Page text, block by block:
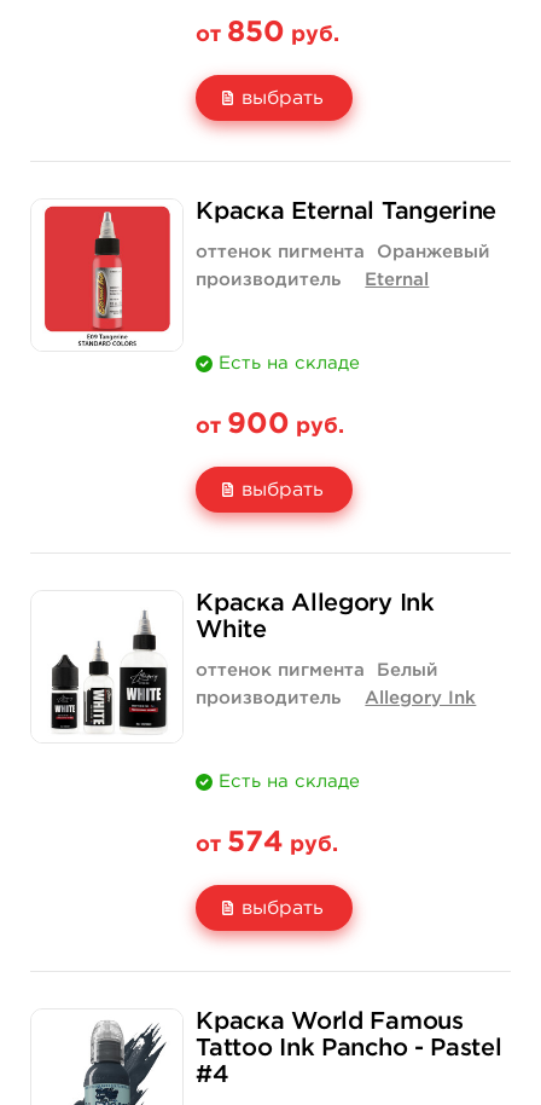
от 850 руб.
выбрать
Количество
850 руб.
купить
1 400 руб.
купить
Краска Eternal Tangerine
оттенок пигмента
Оранжевый
производитель
Eternal
Есть на складе
от 900 руб.
выбрать
Количество
900 руб.
купить купить
Краска Allegory Ink
White
оттенок пигмента
Белый
производитель
Allegory Ink
Есть на складе
от 574 руб.
выбрать
Количество
574 руб. 1 158 руб.
Краска World Famous
Tattoo Ink Pancho - Pastel
#4